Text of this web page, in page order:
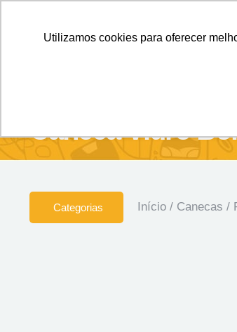
Utilizamos cookies para oferecer
Caneca Vidro
Categorias Início/ Canecas /